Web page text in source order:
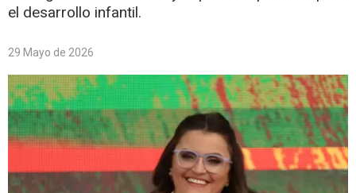
el desarrollo infantil.
29 Mayo de 2026